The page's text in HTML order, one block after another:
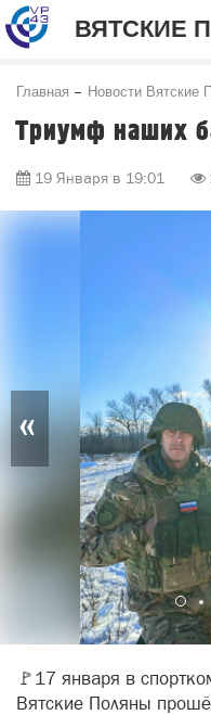
ВЯТСКИЕ
Главная Новости Вятские
Триумф наших
19 Января в 19:01
«
🚩17 января в
Вятские Поляны